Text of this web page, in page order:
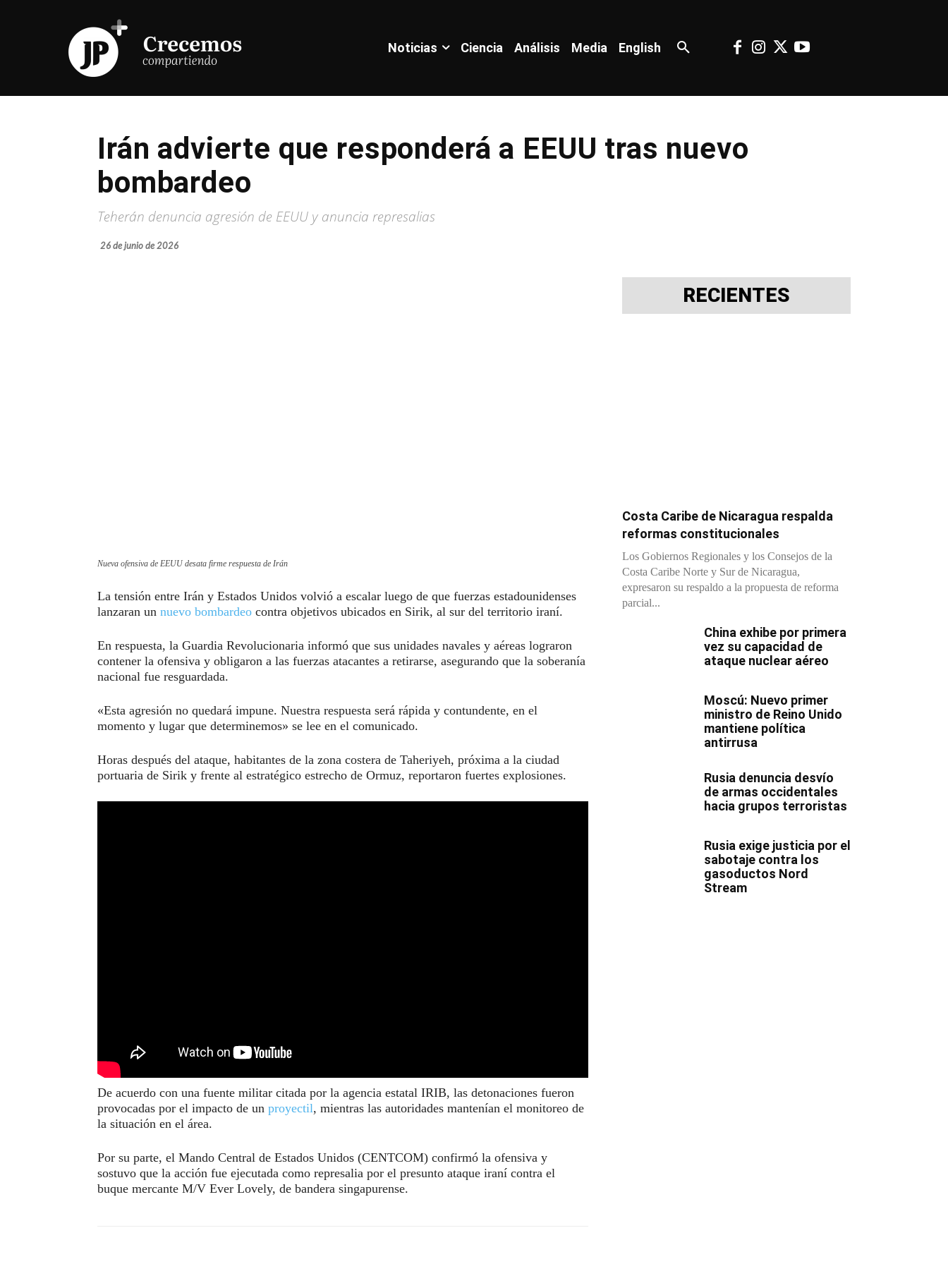
Noticias Ciencia Análisis Media English
Irán advierte que responderá a EEUU tras nuevo
bombardeo
Teherán denuncia agresión de EEUU y anuncia represalias
26 de junio de 2026
Nueva ofensiva de EEUU desata firme respuesta de Irán
La tensión entre Irán y Estados Unidos volvió a escalar luego de que fuerzas estadounidenses
lanzaran un nuevo bombardeo contra objetivos ubicados en Sirik, al sur del territorio iraní.
En respuesta, la Guardia Revolucionaria informó que sus unidades navales y aéreas lograron
contener la ofensiva y obligaron a las fuerzas atacantes a retirarse, asegurando que la soberanía
nacional fue resguardada.
«Esta agresión no quedará impune. Nuestra respuesta será rápida y contundente, en el
momento y lugar que determinemos» se lee en el comunicado.
Horas después del ataque, habitantes de la zona costera de Taheriyeh, próxima a la ciudad
portuaria de Sirik y frente al estratégico estrecho de Ormuz, reportaron fuertes explosiones.
De acuerdo con una fuente militar citada por la agencia estatal IRIB, las detonaciones fueron
provocadas por el impacto de un proyectil, mientras las autoridades mantenían el monitoreo de
la situación en el área.
Por su parte, el Mando Central de Estados Unidos (CENTCOM) confirmó la ofensiva y
sostuvo que la acción fue ejecutada como represalia por el presunto ataque iraní contra el
buque mercante M/V Ever Lovely, de bandera singapurense.
RECIENTES
Costa Caribe de Nicaragua respalda
reformas constitucionales
Los Gobiernos Regionales y los Consejos de la
Costa Caribe Norte y Sur de Nicaragua,
expresaron su respaldo a la propuesta de reforma
parcial...
China exhibe por primera
vez su capacidad de
ataque nuclear aéreo
Moscú: Nuevo primer
ministro de Reino Unido
mantiene política
antirrusa
Rusia denuncia desvío
de armas occidentales
hacia grupos terroristas
Rusia exige justicia por el
sabotaje contra los
gasoductos Nord
Stream